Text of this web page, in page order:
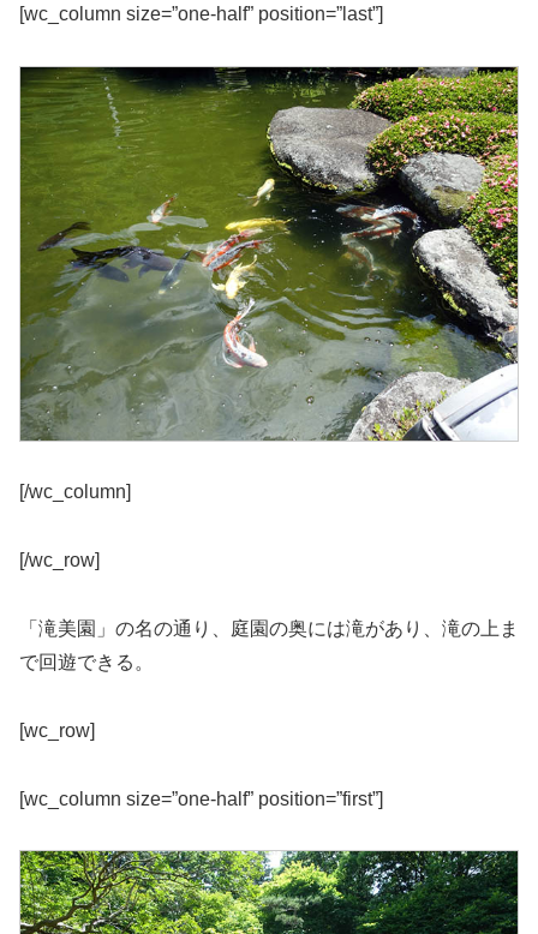
[wc_column size=”one-half” position=”last”]
[/wc_column]
[/wc_row]
「滝美園」の名の通り、庭園の奥には滝があり、滝の上ま
で回遊できる。
[wc_row]
[wc_column size=”one-half” position=”first”]